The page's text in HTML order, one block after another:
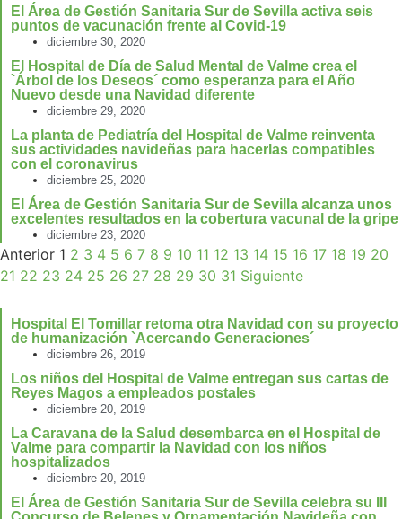
El Área de Gestión Sanitaria Sur de Sevilla activa seis
puntos de vacunación frente al Covid-19
diciembre 30, 2020
El Hospital de Día de Salud Mental de Valme crea el
`Árbol de los Deseos´ como esperanza para el Año
Nuevo desde una Navidad diferente
diciembre 29, 2020
La planta de Pediatría del Hospital de Valme reinventa
sus actividades navideñas para hacerlas compatibles
con el coronavirus
diciembre 25, 2020
El Área de Gestión Sanitaria Sur de Sevilla alcanza unos
excelentes resultados en la cobertura vacunal de la gripe
diciembre 23, 2020
Anterior 1 2 3 4 5 6 7 8 9 10 11 12 13 14 15 16 17 18 19 20
21 22 23 24 25 26 27 28 29 30 31 Siguiente
Hospital El Tomillar retoma otra Navidad con su proyecto
de humanización `Acercando Generaciones´
diciembre 26, 2019
Los niños del Hospital de Valme entregan sus cartas de
Reyes Magos a empleados postales
diciembre 20, 2019
La Caravana de la Salud desembarca en el Hospital de
Valme para compartir la Navidad con los niños
hospitalizados
diciembre 20, 2019
El Área de Gestión Sanitaria Sur de Sevilla celebra su III